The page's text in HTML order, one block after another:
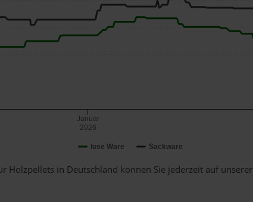
lose Ware Sackware
Januar
2026
Holzpellets in Deutschland können Sie jederzeit auf unserer